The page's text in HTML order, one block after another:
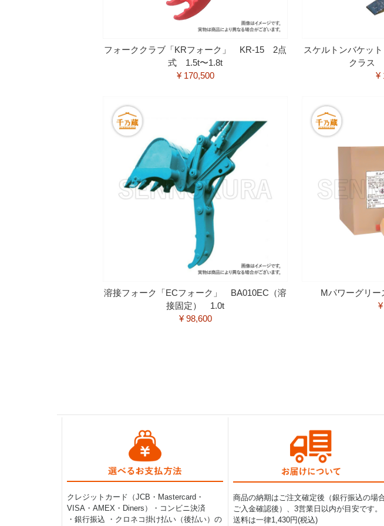
フォーククラブ「KRフォーク」 KR-15 2点
式 1.5t〜1.8t
¥ 170,500
スケルトンバケッ
クラス
¥
溶接フォーク「ECフォーク」 BA010EC（溶
接固定） 1.0t
¥ 98,600
Mパワーグリ
クレジットカード（JCB・Mastercard・
VISA・AMEX・Diners）・コンビニ決済
・銀行振込 ・クロネコ掛け払い（後払い）の
商品の納期はご注文確定後（銀行振込の場
ご入金確認後）、3営業日以内が目安です。
送料は一律1,430円(税込)